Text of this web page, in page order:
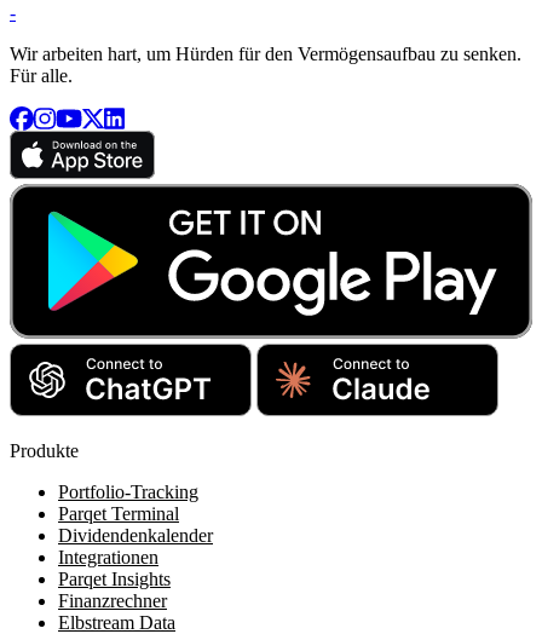
-
Wir arbeiten hart, um Hürden für den Vermögensaufbau zu senken.
Für alle.
Produkte
Portfolio-Tracking
Parqet Terminal
Dividendenkalender
Integrationen
Parqet Insights
Finanzrechner
Elbstream Data